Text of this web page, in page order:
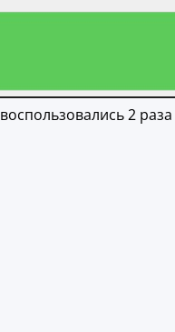
воспользовались 2 раза